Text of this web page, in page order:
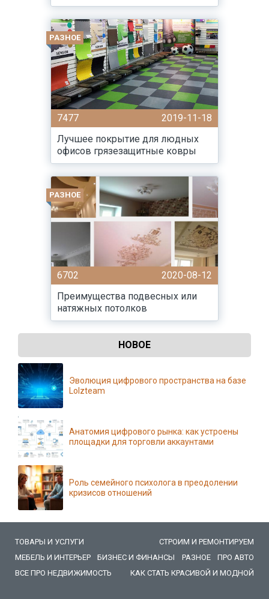
РАЗНОЕ
7477
2019-11-18
Лучшее покрытие для людных
офисов грязезащитные ковры
РАЗНОЕ
6702
2020-08-12
Преимущества подвесных или
натяжных потолков
НОВОЕ
Эволюция цифрового пространства на базе
Lolzteam
Анатомия цифрового рынка: как устроены
площадки для торговли аккаунтами
Роль семейного психолога в преодолении
кризисов отношений
ТОВАРЫ И УСЛУГИ
СТРОИМ И РЕМОНТИРУЕМ
МЕБЕЛЬ И ИНТЕРЬЕР
БИЗНЕС И ФИНАНСЫ РАЗНОЕ
ПРО АВТО
ВСЕ ПРО НЕДВИЖИМОСТЬ
КАК СТАТЬ КРАСИВОЙ И МОДНОЙ